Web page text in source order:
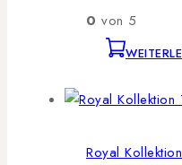
0 von 5
Royal